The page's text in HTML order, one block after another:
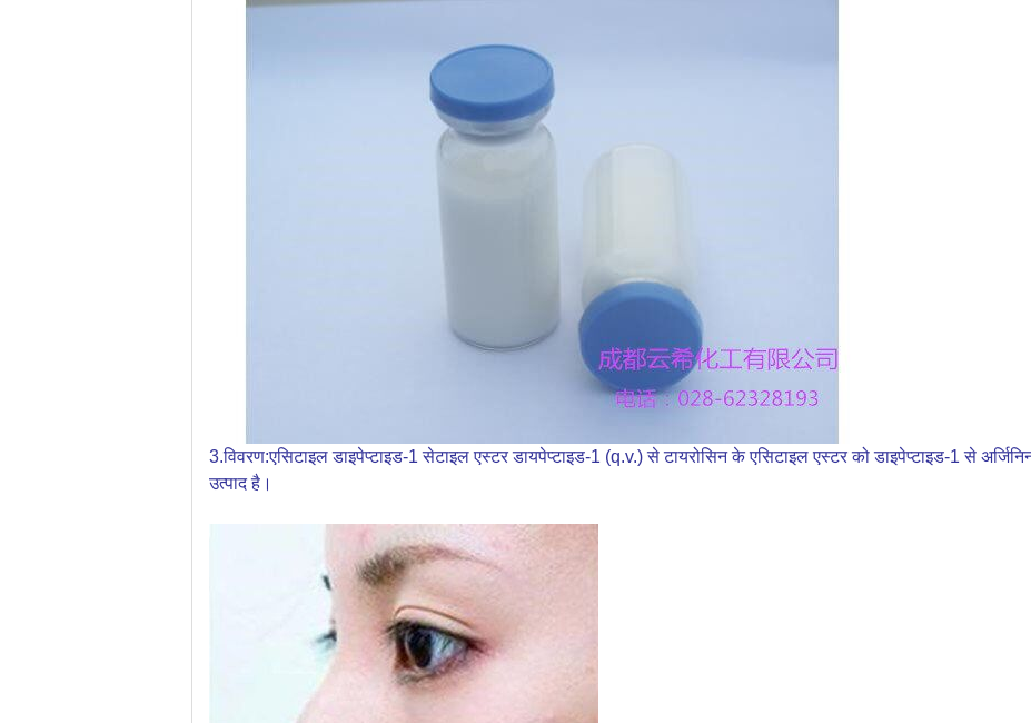
3.विवरण:एसिटाइल डाइपेप्टाइड-1 सेटाइल एस्टर डायपेप्टाइड-1 (q.v.) से टायरोसिन के एसिटाइल एस्टर को डाइपेप्टाइड-1 से
उत्पाद है।